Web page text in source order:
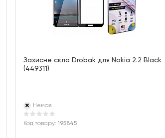
Захисне скло Drobak для Nokia 2.2 Black
(449311)
Немає
Код товару: 195845